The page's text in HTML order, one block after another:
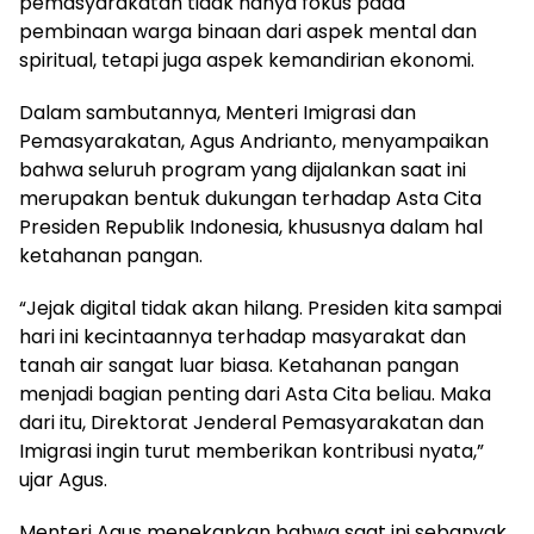
pembinaan warga binaan dari aspek mental dan
spiritual, tetapi juga aspek kemandirian ekonomi.
Dalam sambutannya, Menteri Imigrasi dan
Pemasyarakatan, Agus Andrianto, menyampaikan
bahwa seluruh program yang dijalankan saat ini
merupakan bentuk dukungan terhadap Asta Cita
Presiden Republik Indonesia, khususnya dalam hal
ketahanan pangan.
“Jejak digital tidak akan hilang. Presiden kita sampai
hari ini kecintaannya terhadap masyarakat dan
tanah air sangat luar biasa. Ketahanan pangan
menjadi bagian penting dari Asta Cita beliau. Maka
dari itu, Direktorat Jenderal Pemasyarakatan dan
Imigrasi ingin turut memberikan kontribusi nyata,”
ujar Agus.